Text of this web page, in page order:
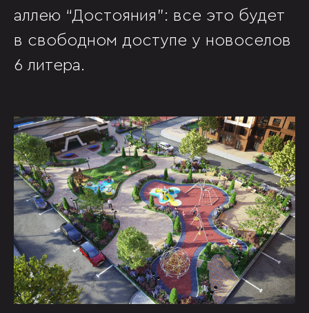
аллею “Достояния”: все это будет
в свободном доступе у новоселов
6 литера.